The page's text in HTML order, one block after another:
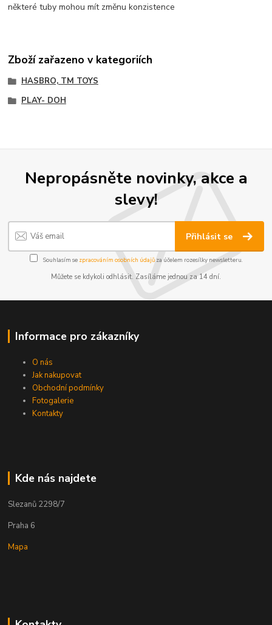
některé tuby mohou mít změnu konzistence
Zboží zařazeno v kategoriích
HASBRO, TM TOYS
PLAY- DOH
Nepropásněte novinky, akce a
slevy!
Přihlásit se
Souhlasím se zpracováním osobních údajůza účelem rozesílky newsletteru.
Můžete se kdykoli odhlásit. Zasíláme jednou za 14 dní.
Informace pro zákazníky
O nás
Jak nakupovat
Obchodní podmínky
Fotogalerie
Kontakty
Kde nás najdete
Slezanů 2298/7
Praha 6
Mapa